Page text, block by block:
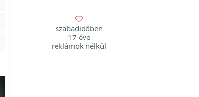
szabadidőben
17 éve
reklámok nélkül